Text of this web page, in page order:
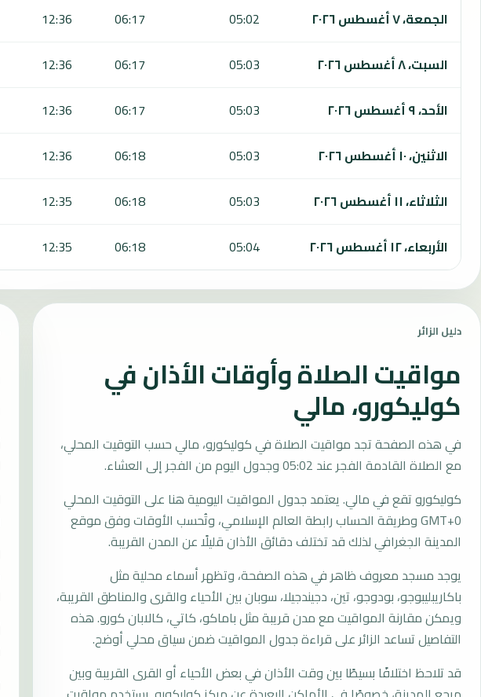
الجمعة، ٧ أغسطس ٢٠٢٦
05:02
06:17
12:36
السبت، ٨ أغسطس ٢٠٢٦
05:03
06:17
12:36
الأحد، ٩ أغسطس ٢٠٢٦
05:03
06:17
12:36
الاثنين، ١٠ أغسطس ٢٠٢٦
05:03
06:18
12:36
الثلاثاء، ١١ أغسطس ٢٠٢٦
05:03
06:18
12:35
الأربعاء، ١٢ أغسطس ٢٠٢٦
05:04
06:18
12:35
دليل الزائر
مواقيت الصلاة وأوقات الأذان في
كوليكورو، مالي
في هذه الصفحة تجد مواقيت الصلاة في كوليكورو، مالي حسب التوقيت المحلي،
مع الصلاة القادمة الفجر عند 05:02 وجدول اليوم من الفجر إلى العشاء.
كوليكورو تقع في مالي. يعتمد جدول المواقيت اليومية هنا على التوقيت المحلي
GMT+0 وطريقة الحساب رابطة العالم الإسلامي، وتُحسب الأوقات وفق موقع
المدينة الجغرافي لذلك قد تختلف دقائق الأذان قليلًا عن المدن القريبة.
يوجد مسجد معروف ظاهر في هذه الصفحة، وتظهر أسماء محلية مثل
باكاريبليبوجو، بودوجو، تين، دجيندجيلا، سوبان بين الأحياء والقرى والمناطق القريبة،
ويمكن مقارنة المواقيت مع مدن قريبة مثل باماكو، كاتي، كالابان كورو. هذه
التفاصيل تساعد الزائر على قراءة جدول المواقيت ضمن سياق محلي أوضح.
قد تلاحظ اختلافًا بسيطًا بين وقت الأذان في بعض الأحياء أو القرى القريبة وبين